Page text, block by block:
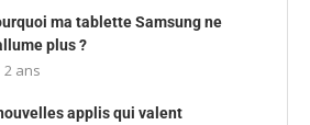
ma tablette Samsung ne
plus ?
2 ans
applis qui valent